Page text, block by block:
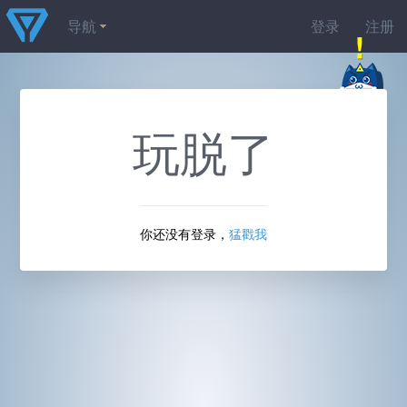
登录 注册
导航
玩脱了
你还没有登录， 猛戳我